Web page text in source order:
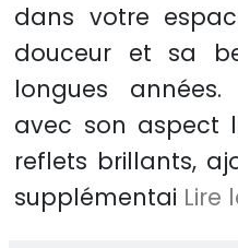
dans votre
douceur et sa
longues
avec son aspect
reflets brillants,
supplémentai Lire